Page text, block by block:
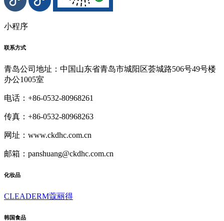
小程序
联系方式
青岛公司地址：中国山东省青岛市城阳区荟城路506号49号楼
办公1005室
电话：+86-0532-80968261
传真：+86-0532-80968263
网址：www.ckdhc.com.cn
邮箱：panshuang@ckdhc.com.cn
化妆品
CLEADERM蔻丽得
韩国食品